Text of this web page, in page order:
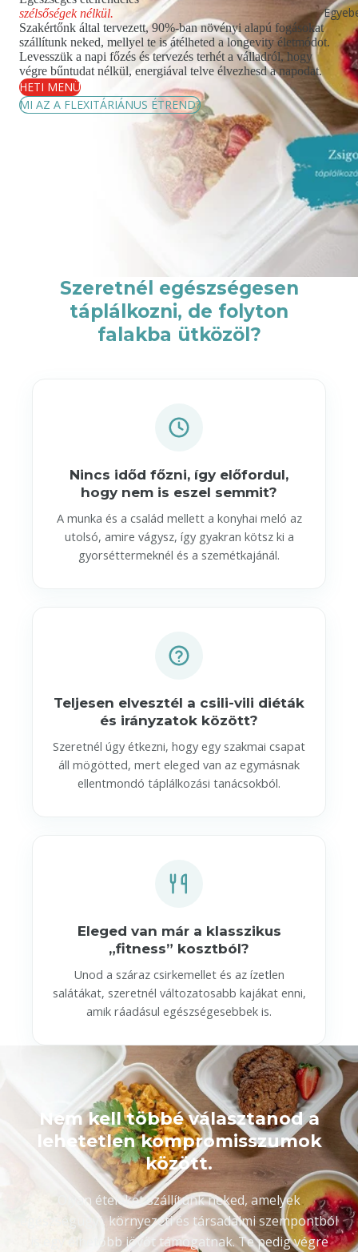
szélsőségek nélkül.
Szakértőnk által tervezett, 90%-ban növényi alapú fogásokat
szállítunk neked, mellyel te is átélheted a longevity életmódot.
Levesszük a napi főzés és tervezés terhét a válladról, hogy
végre bűntudat nélkül, energiával telve élvezhesd a napodat.
HETI MENÜ
MI AZ A FLEXITÁRIÁNUS ÉTREND?
Szeretnél egészségesen
táplálkozni, de folyton
falakba ütközöl?
Nincs időd főzni, így előfordul,
hogy nem is eszel semmit?
A munka és a család mellett a konyhai meló az
utolsó, amire vágysz, így gyakran kötsz ki a
gyorséttermeknél és a szemétkajánál.
Teljesen elvesztél a csili-vili diéták
és irányzatok között?
Szeretnél úgy étkezni, hogy egy szakmai csapat
áll mögötted, mert eleged van az egymásnak
ellentmondó táplálkozási tanácsokból.
Eleged van már a klasszikus
„fitness” kosztból?
Unod a száraz csirkemellet és az ízetlen
salátákat, szeretnél változatosabb kajákat enni,
amik ráadásul egészségesebbek is.
Nem kell többé választanod a
lehetetlen kompromisszumok
között.
Olyan ételeket szállítunk neked, amelyek
egészségügyi, környezeti és társadalmi szempontból
is egy élhetőbb jövőt támogatnak. Te pedig végre